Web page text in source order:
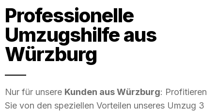
Professionelle
Umzugshilfe aus
Würzburg
Nur für unsere Kunden aus Würzburg: Profitieren
Sie von den speziellen Vorteilen unseres Umzug 3